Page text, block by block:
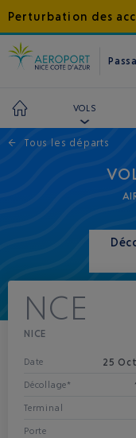
Perturbation des
VOLS
← Tous les départs
NCE
NICE
Date 25
Décollage*
Terminal
Porte